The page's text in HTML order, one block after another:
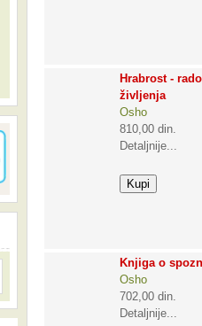
Hrabrost -
življenja
Osho
810,00 din.
Detaljnije...
Knjiga o
Osho
702,00 din.
Detaljnije...